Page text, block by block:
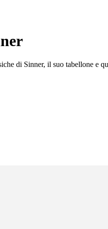
di Sinner, il suo tabellone e